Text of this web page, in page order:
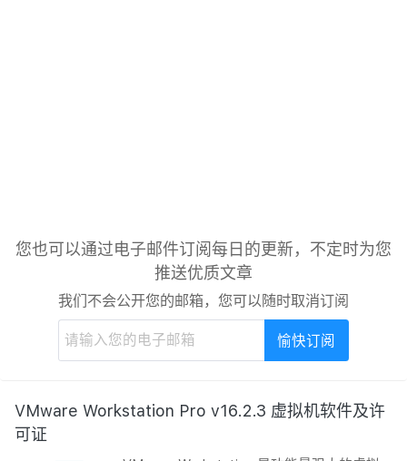
您也可以通过电子邮件订阅每日的更新，不定时为您
推送优质文章
我们不会公开您的邮箱，您可以随时取消订阅
VMware Workstation Pro v16.2.3 虚拟机软件及许
可证